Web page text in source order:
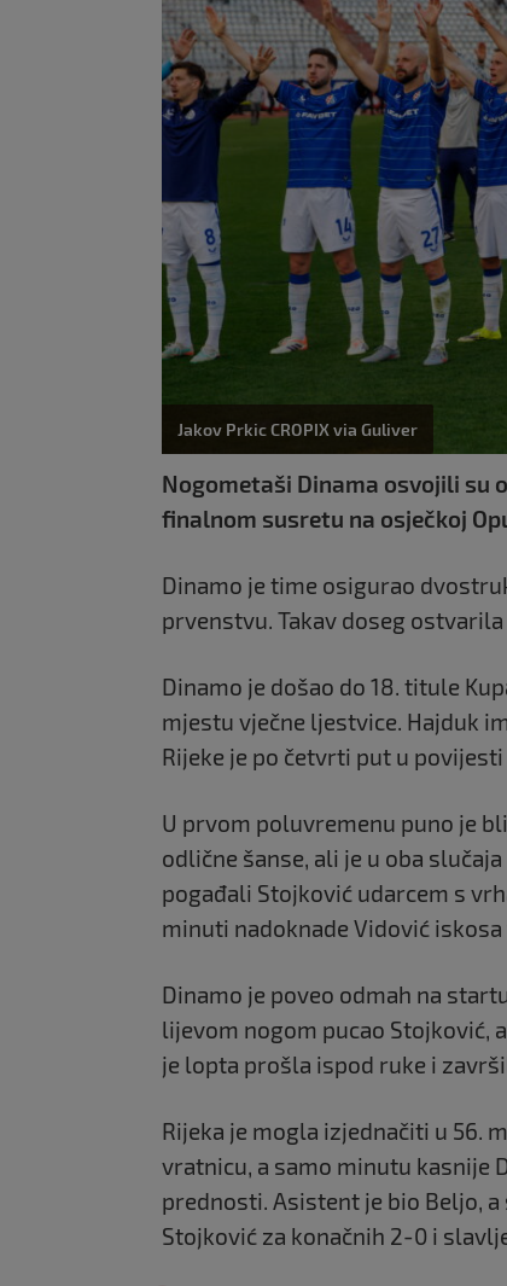
Jakov Prkic CROPIX via Guliver
Nogometaši Dinama osvojili su
finalnom susretu na osječkoj
Dinamo je time osigurao
prvenstvu. Takav doseg
Dinamo je došao do 18. titule
mjestu vječne ljestvice. Hajduk
Rijeke je po četvrti put u
U prvom poluvremenu puno je
odlične šanse, ali je u oba
pogađali Stojković udarcem s
minuti nadoknade Vidović
Dinamo je poveo odmah na
lijevom nogom pucao Stojković,
je lopta prošla ispod ruke i
Rijeka je mogla izjednačiti u 56.
vratnicu, a samo minutu kasnije
prednosti. Asistent je bio Beljo,
Stojković za konačnih 2-0 i